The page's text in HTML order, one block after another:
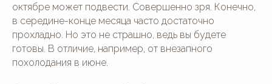
октябре может подвести. Совершенно зря. Конечно,
в середине-конце месяца часто достаточно
прохладно. Но это не страшно, ведь вы будете
готовы. В отличие, например, от внезапного
похолодания в июне.